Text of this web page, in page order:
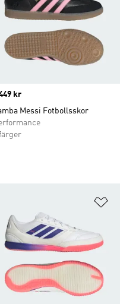
kr
Messi Fotbollsskor